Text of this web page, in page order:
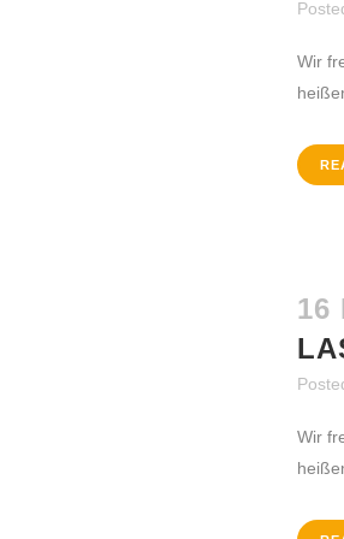
Wir
16
Wir
ÜBER DIE
internationale praxisorientierte